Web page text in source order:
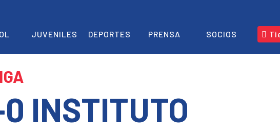
JUVENILES DEPORTES PRENSA SOCIOS
INSTITUTO